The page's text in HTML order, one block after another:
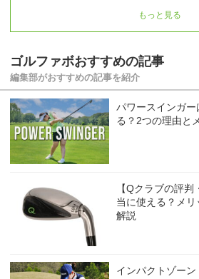
もっと見る
ゴルファボおすすめの記事
編集部がおすすめの記事を紹介
パワースインガ
る？2つの理由と
【Qクラブの評
当に使える？メ
解説
インパクトゾー